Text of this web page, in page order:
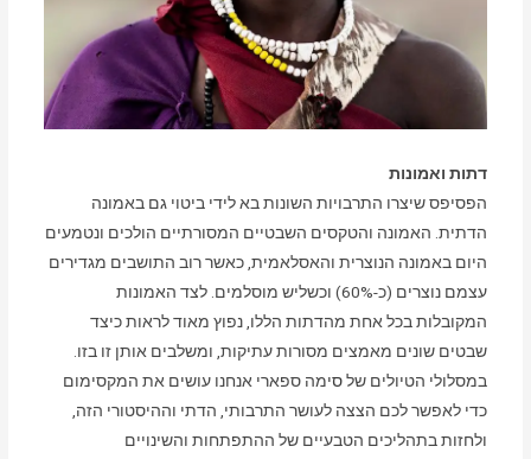
דתות ואמונות
הפסיפס שיצרו התרבויות השונות בא לידי ביטוי גם באמונה
הדתית. האמונה והטקסים השבטיים המסורתיים הולכים ונטמעים
היום באמונה הנוצרית והאסלאמית, כאשר רוב התושבים מגדירים
עצמם נוצרים (כ-60%) וכשליש מוסלמים. לצד האמונות
המקובלות בכל אחת מהדתות הללו, נפוץ מאוד לראות כיצד
שבטים שונים מאמצים מסורות עתיקות, ומשלבים אותן זו בזו.
במסלולי הטיולים שלסימה ספארי אנחנו עושים את המקסימום
כדי לאפשר לכם הצצה לעושר התרבותי, הדתי וההיסטורי הזה,
ולחזות בתהליכים הטבעיים של ההתפתחות והשינויים